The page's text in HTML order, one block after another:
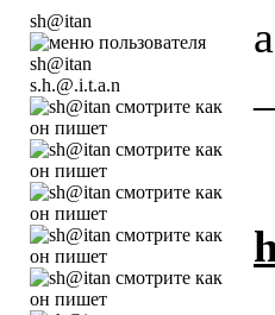
sh@itan
s.h.@.i.t.a.n